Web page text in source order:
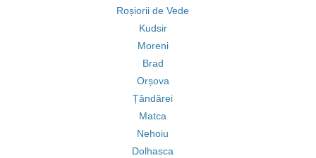
Roșiorii de Vede
Kudsir
Moreni
Brad
Orșova
Țăndărei
Matca
Nehoiu
Dolhasca